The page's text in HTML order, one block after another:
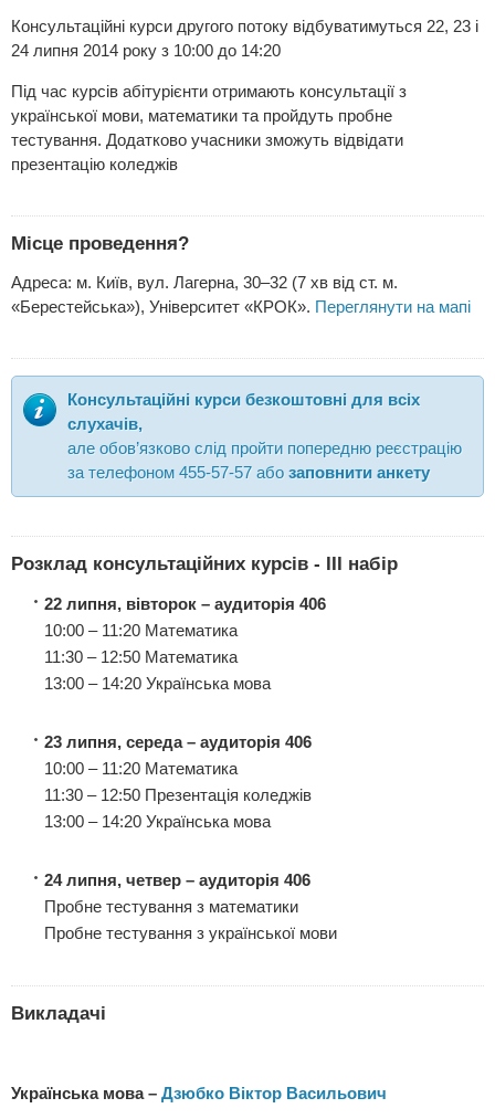
Консультаційні курси другого потоку відбуватимуться 22, 23 і
24 липня 2014 року з 10:00 до 14:20
Під час курсів абітурієнти отримають консультації з
української мови, математики та пройдуть пробне
тестування. Додатково учасники зможуть відвідати
презентацію коледжів
Місце проведення?
Адреса: м. Київ, вул. Лагерна, 30–32 (7 хв від ст. м.
«Берестейська»), Університет «КРОК». Переглянути на мапі
Консультаційні курси безкоштовні для всіх
слухачів,
але обов’язково слід пройти попередню реєстрацію
за телефоном 455-57-57 або заповнити анкету
Розклад консультаційних курсів - IIІ набір
22 липня, вівторок – аудиторія 406
10:00 – 11:20 Математика
11:30 – 12:50 Математика
13:00 – 14:20 Українська мова
23 липня, середа– аудиторія 406
10:00 – 11:20 Математика
11:30 – 12:50 Презентація коледжів
13:00 – 14:20 Українська мова
24 липня, четвер – аудиторія 406
Пробне тестування з математики
Пробне тестування з української мови
Викладачі
Українська мова – Дзюбко Віктор Васильович